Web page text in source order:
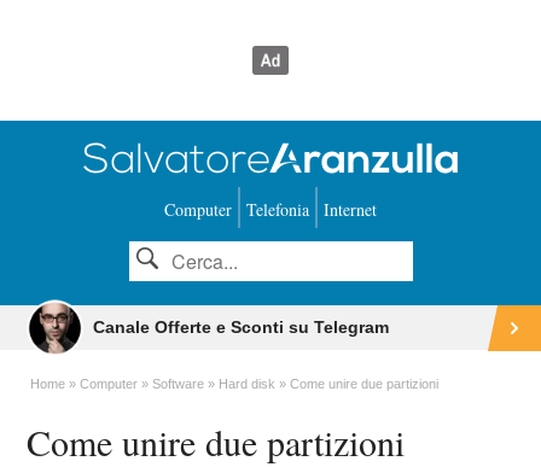
Computer Telefonia Internet
Canale Offerte e Sconti su Telegram
Home Computer Software Hard disk Come unire due partizioni
Come unire due partizioni